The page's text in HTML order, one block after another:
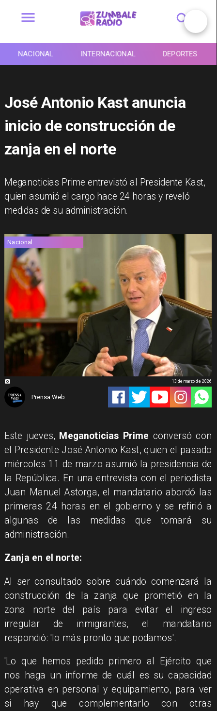
NACIONAL INTERNACIONAL DEPORTES
José Antonio Kast anuncia
inicio de construcción de
zanja en el norte
Meganoticias Prime entrevistó al Presidente Kast,
quien asumió el cargo hace 24 horas y reveló
medidas de su administración.
Nacional
Prensa Web
13 de marzo de 2026
Este jueves, Meganoticias Prime conversó con
el Presidente José Antonio Kast, quien el pasado
miércoles 11 de marzo asumió la presidencia de
la República. En una entrevista con el periodista
Juan Manuel Astorga, el mandatario abordó las
primeras 24 horas en el gobierno y se refirió a
algunas de las medidas que tomará su
administración.
Zanja en el norte:
Al ser consultado sobre cuándo comenzará la
construcción de la zanja que prometió en la
zona norte del país para evitar el ingreso
irregular de inmigrantes, el mandatario
respondió: 'lo más pronto que podamos'.
'Lo que hemos pedido primero al Ejército que
nos haga un informe de cuál es su capacidad
operativa en personal y equipamiento, para ver
si hay que complementarlo con otras